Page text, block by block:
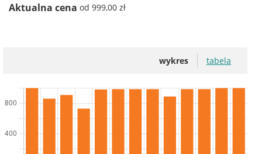
Aktualna cena od 999,00 zł
wykres tabela